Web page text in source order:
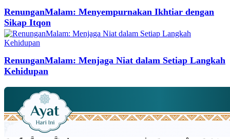
RenunganMalam: Menyempurnakan Ikhtiar dengan
Sikap Itqon
RenunganMalam: Menjaga Niat dalam Setiap Langkah
Kehidupan